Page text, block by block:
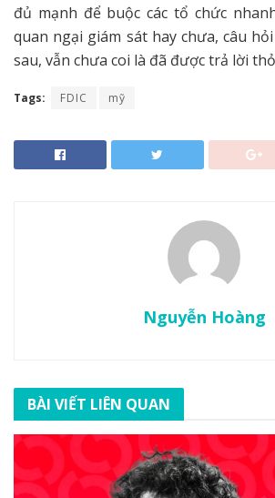
đủ mạnh để buộc các tổ chức
quan ngại giám sát hay chưa, câu
sau, vẫn chưa coi là đã được trả lời
Tags: FDIC mỹ
Nguyễn Hoàng
BÀI VIẾT LIÊN QUAN